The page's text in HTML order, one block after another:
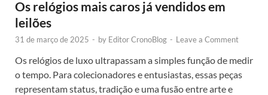
Os relógios mais caros já vendidos em
leilões
31 de março de 2025 - by Editor CronoBlog - Leave a Comment
Os relógios de luxo ultrapassam a simples função de medir
o tempo. Para colecionadores e entusiastas, essas peças
representam status, tradição e uma fusão entre arte e